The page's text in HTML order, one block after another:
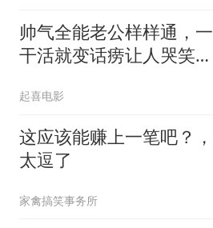
帅气全能老公样样通，一
干活就变话痨让人哭笑不
起喜电影
这应该能赚上一笔吧？，
太逗了
家禽搞笑事务所